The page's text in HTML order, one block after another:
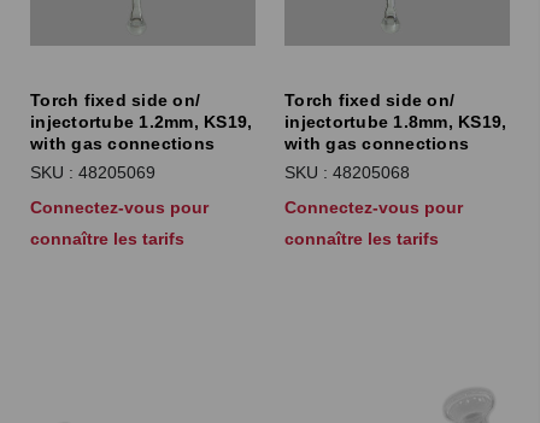
Torch fixed side on/
injectortube 1.2mm, KS19,
with gas connections
SKU : 48205069
Connectez-vous pour
connaître les tarifs
Torch fixed side on/
injectortube 1.8mm, KS19,
with gas connections
SKU : 48205068
Connectez-vous pour
connaître les tarifs